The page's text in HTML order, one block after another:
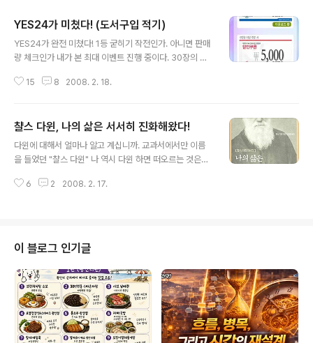
YES24가 미쳤다! (도서구입 적기)
YES24가 완전 미쳤다! 1등 굳히기 작전인가. 아니면 판매
량 체크인가 내가 본 최대 이벤트 진행 중이다. 30장의 쿠
추천도서는 하단에...) 아무 조건없이 3월 11일까지 도서를
창에서 신청해야 발급된다. 나 알바 아니다^^진짜다^^다만
또라이 기질이 조금 있을 뿐이다^^* '뭐야, 이거, 그냥 1
0%할인이잖아'라고 생각하실 분들이 계실 것 같아서 만년
(YES24회원이 아닌 사람은 이 의미가 무슨 말인지 잘 모
15 8 2008. 2. 18.
챨스 다윈, 나의 삶은 서서히 진화해왔다!
다윈에 대해서 얼마나 알고 계십니까. 교과서에서만 이름
을 들었던 "챨스 다윈" 나 역시 다윈 하면 떠오르는 것은
바가 별로 없다. 그런데 이런저런 책들을 들쳐보다 보면 다
바는 미약해... 그럼에도 불구하고 생물학이나 과학에 관심
이 없었던 나는 그에 대해 알고 싶은 욕구를 별로 느끼지 못
하며 살아왔다. 또한 다른 사람들 역시 이런 위대한 인물에
대해서 알지 못하고 살아간다는 것이 조금은 의외였다. (아
님, 나 혼자만 잘 모르는 것일까^*^) 개인적으로는 인간의
자아에 대해서 원고..
6 2 2008. 2. 17.
이 블로그 인기글